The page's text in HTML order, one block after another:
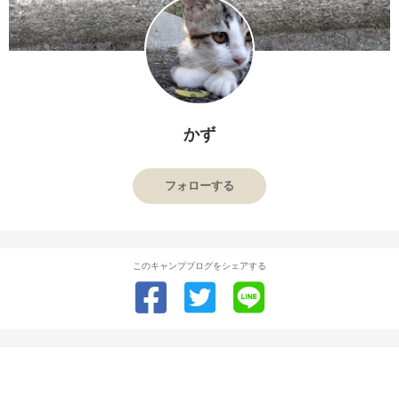
かず
フォローする
このキャンプブログをシェアする